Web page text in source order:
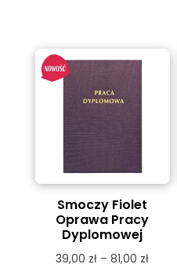
Smoczy Fiolet
Oprawa Pracy
Dyplomowej
39,00 zł – 81,00 złZakres